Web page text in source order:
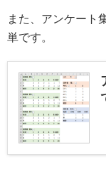
また、アンケート
単です。